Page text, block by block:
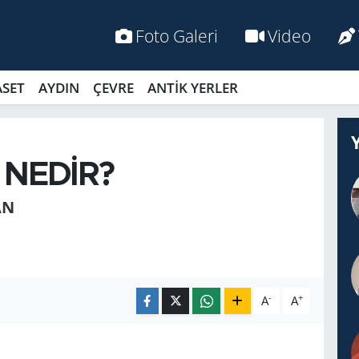
Foto Galeri Video
AYDIN ÇEVRE ANTİK YERLER
A- A+